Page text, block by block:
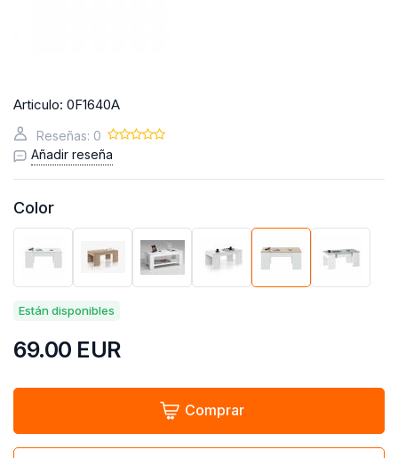
Articulo: 0F1640A
Reseñas: 0
Añadir reseña
Color
Están disponibles
69.00 EUR
Comprar